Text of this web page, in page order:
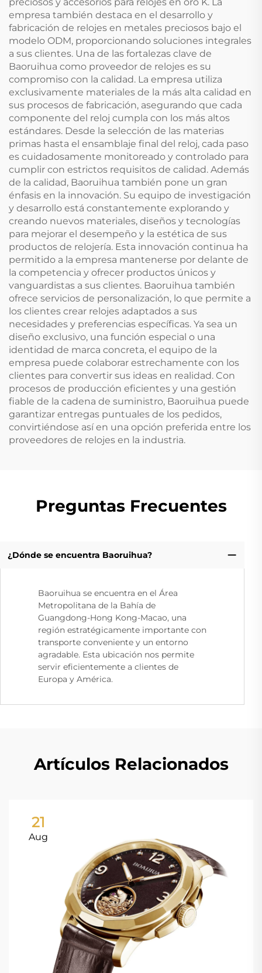
empresa también destaca en el desarrollo y
fabricación de relojes en metales preciosos bajo el
modelo ODM, proporcionando soluciones integrales
a sus clientes. Una de las fortalezas clave de
Baoruihua como proveedor de relojes es su
compromiso con la calidad. La empresa utiliza
exclusivamente materiales de la más alta calidad en
sus procesos de fabricación, asegurando que cada
componente del reloj cumpla con los más altos
estándares. Desde la selección de las materias
primas hasta el ensamblaje final del reloj, cada paso
es cuidadosamente monitoreado y controlado para
cumplir con estrictos requisitos de calidad. Además
de la calidad, Baoruihua también pone un gran
énfasis en la innovación. Su equipo de investigación
y desarrollo está constantemente explorando y
creando nuevos materiales, diseños y tecnologías
para mejorar el desempeño y la estética de sus
productos de relojería. Esta innovación continua ha
permitido a la empresa mantenerse por delante de
la competencia y ofrecer productos únicos y
vanguardistas a sus clientes. Baoruihua también
ofrece servicios de personalización, lo que permite a
los clientes crear relojes adaptados a sus
necesidades y preferencias específicas. Ya sea un
diseño exclusivo, una función especial o una
identidad de marca concreta, el equipo de la
empresa puede colaborar estrechamente con los
clientes para convertir sus ideas en realidad. Con
procesos de producción eficientes y una gestión
fiable de la cadena de suministro, Baoruihua puede
garantizar entregas puntuales de los pedidos,
convirtiéndose así en una opción preferida entre los
proveedores de relojes en la industria.
Preguntas Frecuentes
¿Dónde se encuentra Baoruihua?
Baoruihua se encuentra en el Área
Metropolitana de la Bahía de
Guangdong-Hong Kong-Macao, una
región estratégicamente importante con
transporte conveniente y un entorno
agradable. Esta ubicación nos permite
servir eficientemente a clientes de
Europa y América.
Artículos Relacionados
21
Aug